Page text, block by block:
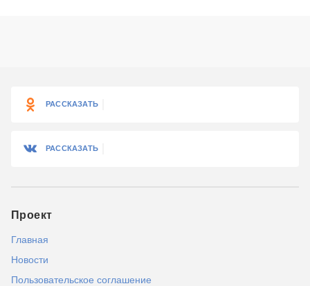
РАССКАЗАТЬ
РАССКАЗАТЬ
Проект
Главная
Новости
Пользовательское соглашение